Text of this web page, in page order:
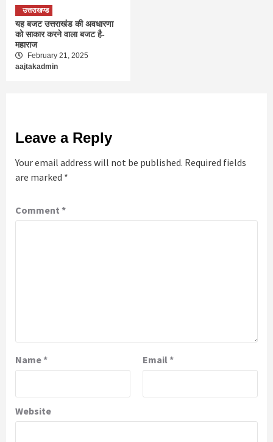
उत्तराखण्ड
यह बजट उत्तराखंड की अवधारणा
को साकार करने वाला बजट है-
महाराज
February 21, 2025
aajtakadmin
Leave a Reply
Your email address will not be published. Required fields
are marked *
Comment *
Name* Email*
Website